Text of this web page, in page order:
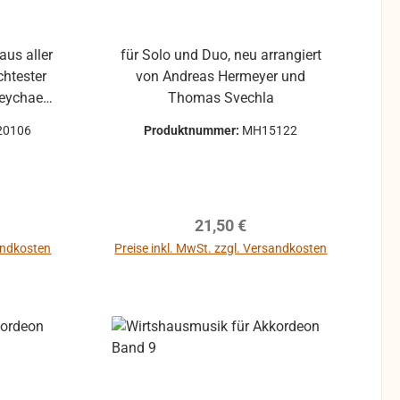
aller
für Solo und Duo, neu arrangiert
von Andreas Hermeyer und
Thomas Svechla
Produktnummer: MH15122
Regulärer Preis:
21,50 €
Preise inkl. MwSt. zzgl. Versandkosten